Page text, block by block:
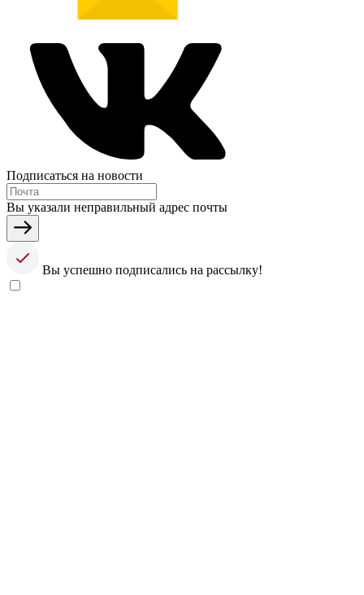
Подписаться на новости
Вы указали неправильный адрес почты
Вы успешно подписались на рассылку!